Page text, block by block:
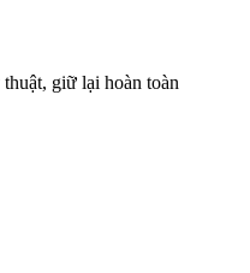
giữ lại hoàn toàn